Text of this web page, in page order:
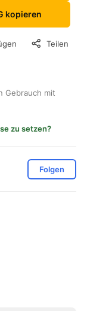
kopieren
Teilen
Gebrauch mit
zu setzen?
Folgen